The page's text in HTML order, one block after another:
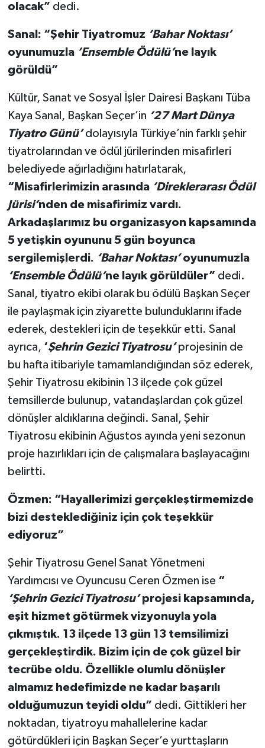
olacak” dedi.
Sanal: “Şehir Tiyatromuz ‘Bahar Noktası’
oyunumuzla ‘Ensemble Ödülü’ne layık
görüldü”
Kültür, Sanat ve Sosyal İşler Dairesi Başkanı Tüba
Kaya Sanal, Başkan Seçer’in ‘27 Mart Dünya
Tiyatro Günü’ dolayısıyla Türkiye’nin farklı şehir
tiyatrolarından ve ödül jürilerinden misafirleri
belediyede ağırladığını hatırlatarak,
“Misafirlerimizin arasında ‘Direklerarası Ödül
Jürisi’nden de misafirimiz vardı.
Arkadaşlarımız bu organizasyon kapsamında
5 yetişkin oyununu 5 gün boyunca
sergilemişlerdi. ‘Bahar Noktası’oyunumuzla
‘Ensemble Ödülü’ne layık görüldüler” dedi.
Sanal, tiyatro ekibi olarak bu ödülü Başkan Seçer
ile paylaşmak için ziyarette bulunduklarını ifade
ederek, destekleri için de teşekkür etti. Sanal
ayrıca, ‘Şehrin Gezici Tiyatrosu’projesinin de
bu hafta itibariyle tamamlandığından söz ederek,
Şehir Tiyatrosu ekibinin 13 ilçede çok güzel
temsillerde bulunup, vatandaşlardan çok güzel
dönüşler aldıklarına değindi. Sanal, Şehir
Tiyatrosu ekibinin Ağustos ayında yeni sezonun
proje hazırlıkları için de çalışmalara başlayacağını
belirtti.
Özmen: “Hayallerimizi gerçekleştirmemizde
bizi desteklediğiniz için çok teşekkür
ediyoruz”
Şehir Tiyatrosu Genel Sanat Yönetmeni
Yardımcısı ve Oyuncusu Ceren Özmen ise “
‘Şehrin Gezici Tiyatrosu’projesi kapsamında,
eşit hizmet götürmek vizyonuyla yola
çıkmıştık. 13 ilçede 13 gün 13 temsilimizi
gerçekleştirdik. Bizim için de çok güzel bir
tecrübe oldu. Özellikle olumlu dönüşler
almamız hedefimizde ne kadar başarılı
olduğumuzun teyidi oldu” dedi. Gittikleri her
noktadan, tiyatroyu mahallelerine kadar
götürdükleri için Başkan Seçer’e yurttaşların